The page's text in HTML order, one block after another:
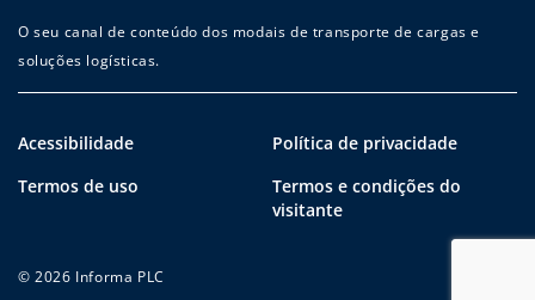
O seu canal de conteúdo dos modais de transporte de cargas e
soluções logísticas.
Acessibilidade
Política de privacidade
Termos de uso
Termos e condições do
visitante
© 2026 Informa PLC